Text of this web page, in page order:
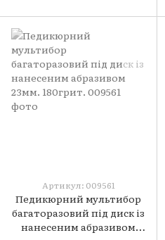
Артикул: 009561
Педикюрний мультибор
багаторазовий під диск із
нанесеним абразивом